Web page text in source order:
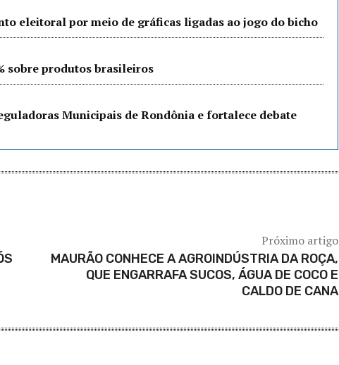
eleitoral por meio de gráficas ligadas ao jogo do bicho
sobre produtos brasileiros
Municipais de Rondônia e fortalece debate
Próximo artigo
MAURÃO CONHECE A AGROINDÚSTRIA DA ROÇA,
QUE ENGARRAFA SUCOS, ÁGUA DE COCO E
CALDO DE CANA